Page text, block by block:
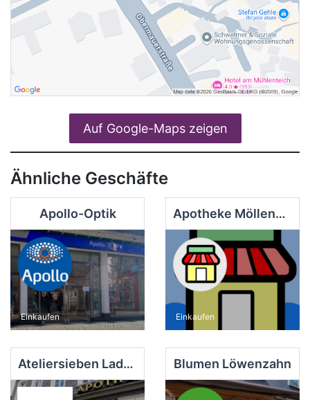
Auf Google-Maps zeigen
Ähnliche Geschäfte
Apollo-Optik
Einkaufen
Apotheke Möllenkotten
Einkaufen
Ateliersieben Laden Blumen Löwenzahn